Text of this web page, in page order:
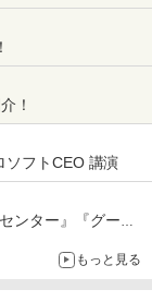
！
ソフトCEO 講演
ンター』『グーグ
説明会』 もっと見る